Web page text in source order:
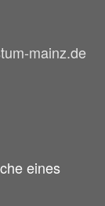
mainz.de
eines